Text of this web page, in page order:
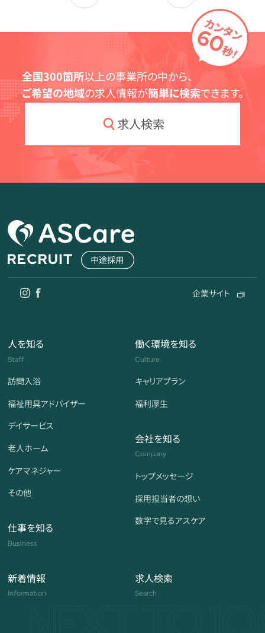
全国300箇所以上の事業所の中から、
ご希望の地域の求人情報が簡単に検索できます。
求人検索
企業サイト
人を知る
Staff
訪問入浴
福祉用具アドバイザー
デイサービス
老人ホーム
ケアマネジャー
その他
仕事を知る
Business
働く環境を知る
Culture
キャリアプラン
福利厚生
会社を知る
Company
トップメッセージ
採用担当者の想い
数字で見るアスケア
新着情報
Information
求人検索
Search